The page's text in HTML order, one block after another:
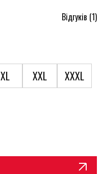
Відгуків (1)
XL XXL XXXL